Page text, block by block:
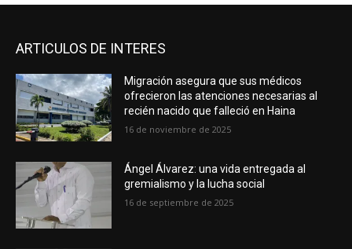
ARTICULOS DE INTERES
Migración asegura que sus médicos
ofrecieron las atenciones necesarias al
recién nacido que falleció en Haina
16 de noviembre de 2025
Ángel Álvarez: una vida entregada al
gremialismo y la lucha social
16 de septiembre de 2025